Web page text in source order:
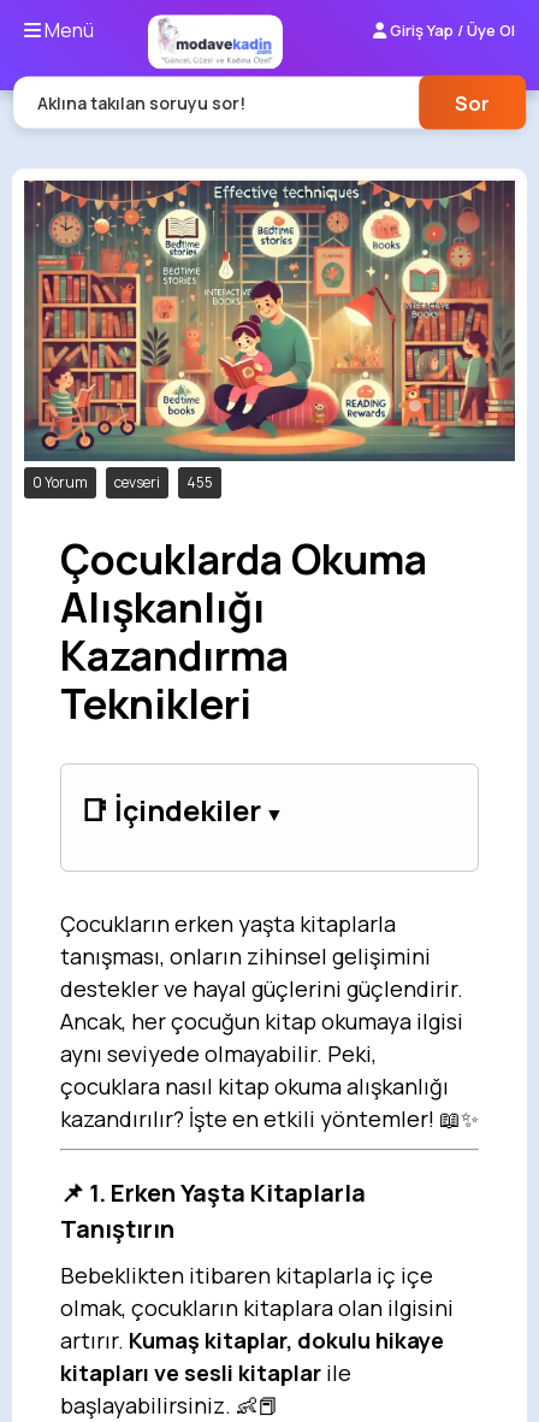
Menü Giriş Yap / Üye Ol
Aklına takılan soruyu sor! Sor
0 Yorum cevseri 455
Çocuklarda Okuma
Alışkanlığı
Kazandırma
Teknikleri
📑 İçindekiler
Çocukların erken yaşta kitaplarla
tanışması, onların zihinsel gelişimini
destekler ve hayal güçlerini güçlendirir.
Ancak, her çocuğun kitap okumaya ilgisi
aynı seviyede olmayabilir. Peki,
çocuklara nasıl kitap okuma alışkanlığı
kazandırılır? İşte en etkili yöntemler! 📖✨
📌 1. Erken Yaşta Kitaplarla
Tanıştırın
Bebeklikten itibaren kitaplarla iç içe
olmak, çocukların kitaplara olan ilgisini
artırır. Kumaş kitaplar, dokulu hikaye
kitapları ve sesli kitaplar ile
başlayabilirsiniz. 👶📕